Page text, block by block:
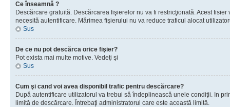
Ce înseamnă ?
Descărcare gratuită. Descărcarea fişierelor nu va fi restricţionată. Acest
necesită autentificare. Mărimea fişierului nu va reduce traficul alocat
Sus
De ce nu pot descărca orice fişier?
Pot exista mai multe motive. Vedeţi şi
Sus
Cum şi cand voi avea disponibil trafic pentru descărcare?
După autentificare utilizatorul va trebui să îndeplinească unele condiţii. In
limită de descărcare. Întrebaţi administratorul care este această limită.